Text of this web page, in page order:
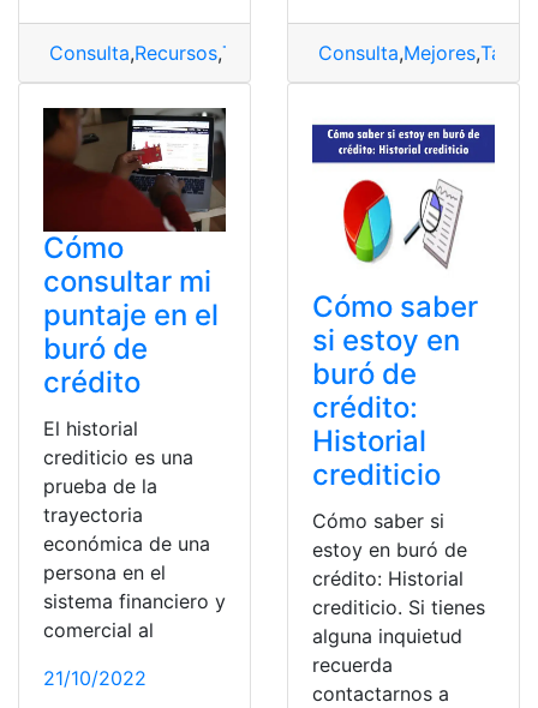
Consulta,Recursos,Tarjetas Tarjetas de crédito
Consulta,Mejores,
Cómo
consultar mi
puntaje en el
buró de
crédito
El historial
crediticio es una
prueba de la
trayectoria
económica de una
persona en el
sistema financiero y
comercial al
21/10/2022
Cómo saber
si estoy en
buró de
crédito:
Historial
crediticio
Cómo saber si
estoy en buró de
crédito: Historial
crediticio. Si tienes
alguna inquietud
recuerda
contactarnos a